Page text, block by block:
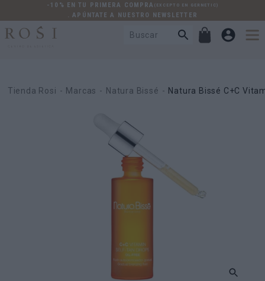
-10% EN TU PRIMERA COMPRA (EXCEPTO EN GERNETIC)
. APÚNTATE A NUESTRO NEWSLETTER
Tienda Rosi Marcas Natura Bissé Natura Bissé C+C